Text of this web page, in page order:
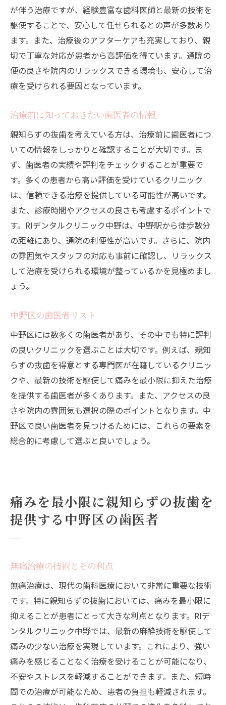
公共交通機関とアクセスの便利さ
アクセスの良さが治療に与える影響
通院の負担を減らすために
丁寧なカウンセリングで安心親知らずの抜歯を
行う中野区の歯医者
カウンセリングの重要性とは
初診時のカウンセリング内容
患者の声に耳を傾ける医師の特徴
カウンセリングの流れとその利点
患者に寄り添った治療計画の立て方
中野区で親知らずの抜歯をお考えならこの歯医
者を検討すべき理由
おすすめの歯医者を選ぶ理由
治療実績に基づく信頼性
患者第一の治療方針
設備の充実度と技術力
口コミで評価される理由
リラックスできる環境で親知らずの抜歯を行う
中野区の歯医者の特徴
リラックスできる院内環境の作り方
治療前のリラックス方法
ストレスを軽減するための工夫
リラックスした状態での治療の重要性
患者目線で考えた院内デザイン
リラックス効果を高めるための設備
成功する親知らずの抜歯のポイント
治療前の準備と心構え
治療中のコミュニケーションの大切さ
抜歯後のフォローアップについて
が伴う治療ですが、経験豊富な歯科医師と最新の技術を
駆使することで、安心して任せられるとの声が多数あり
ます。また、治療後のアフターケアも充実しており、親
切で丁寧な対応が患者から高評価を得ています。通院の
便の良さや院内のリラックスできる環境も、安心して治
療を受けられる要因となっています。
治療前に知っておきたい歯医者の情報
親知らずの抜歯を考えている方は、治療前に歯医者につ
いての情報をしっかりと確認することが大切です。ま
ず、歯医者の実績や評判をチェックすることが重要で
す。多くの患者から高い評価を受けているクリニック
は、信頼できる治療を提供している可能性が高いです。
また、診療時間やアクセスの良さも考慮するポイントで
す。RIデンタルクリニック中野は、中野駅から徒歩数分
の距離にあり、通院の利便性が高いです。さらに、院内
の雰囲気やスタッフの対応も事前に確認し、リラックス
して治療を受けられる環境が整っているかを見極めまし
ょう。
中野区の歯医者リスト
中野区には数多くの歯医者があり、その中でも特に評判
の良いクリニックを選ぶことは大切です。例えば、親知
らずの抜歯を得意とする専門医が在籍しているクリニッ
クや、最新の技術を駆使して痛みを最小限に抑えた治療
を提供する歯医者が多くあります。また、アクセスの良
さや院内の雰囲気も選択の際のポイントとなります。中
野区で良い歯医者を見つけるためには、これらの要素を
総合的に考慮して選ぶと良いでしょう。
痛みを最小限に親知らずの抜歯を
提供する中野区の歯医者
無痛治療の技術とその利点
無痛治療は、現代の歯科医療において非常に重要な技術
です。特に親知らずの抜歯においては、痛みを最小限に
抑えることが患者にとって大きな利点となります。RIデ
ンタルクリニック中野では、最新の麻酔技術を駆使して
痛みの少ない治療を実現しています。これにより、強い
痛みを感じることなく治療を受けることが可能になり、
不安やストレスを軽減することができます。また、短時
間での治療が可能なため、患者の負担も軽減されます。